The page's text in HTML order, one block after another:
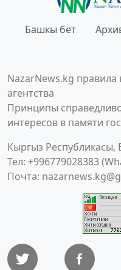
Башкы бет
NazarNews.kg правила
агентства
Принципы
интересов в памяти
Кыргыз
Тел: +996779028383
Почта: